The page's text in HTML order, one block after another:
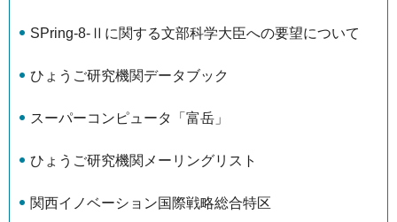
SPring-8-Ⅱに関する文部科学大臣への要望について
ひょうご研究機関データブック
スーパーコンピュータ「富岳」
ひょうご研究機関メーリングリスト
関西イノベーション国際戦略総合特区